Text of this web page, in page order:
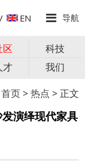
/ EN 导航
区
科技
才
我们
首页>热点 > 正文
演绎现代家具